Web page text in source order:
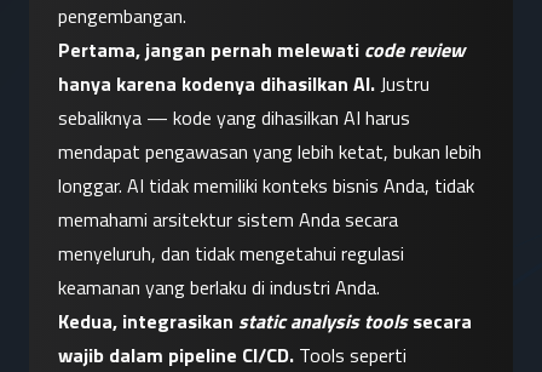
pengembangan.
Pertama, jangan pernah melewati code review
hanya karena kodenya dihasilkan AI. Justru
sebaliknya — kode yang dihasilkan AI harus
mendapat pengawasan yang lebih ketat, bukan lebih
longgar. AI tidak memiliki konteks bisnis Anda, tidak
memahami arsitektur sistem Anda secara
menyeluruh, dan tidak mengetahui regulasi
keamanan yang berlaku di industri Anda.
Kedua, integrasikan static analysis tools secara
wajib dalam pipeline CI/CD. Tools seperti